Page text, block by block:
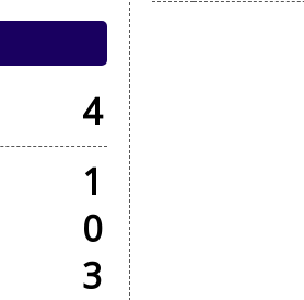
4
1
0
3